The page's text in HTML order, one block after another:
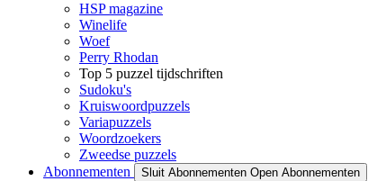
HSP magazine
Winelife
Woef
Perry Rhodan
Top 5 puzzel tijdschriften
Sudoku's
Kruiswoordpuzzels
Variapuzzels
Woordzoekers
Zweedse puzzels
Abonnementen
Sluit Abonnementen Open Abonnementen